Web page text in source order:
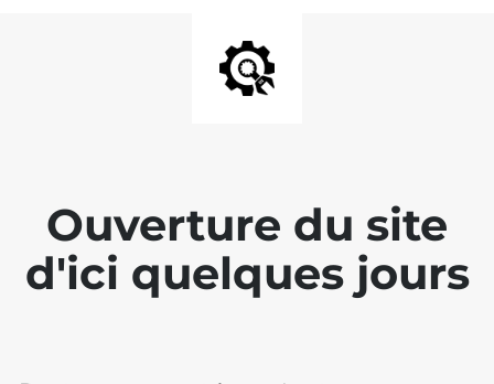
Ouverture du site
d'ici quelques jours